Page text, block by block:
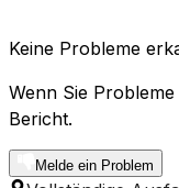
Keine Probleme
Wenn Sie
Bericht.
Melde ein Problem